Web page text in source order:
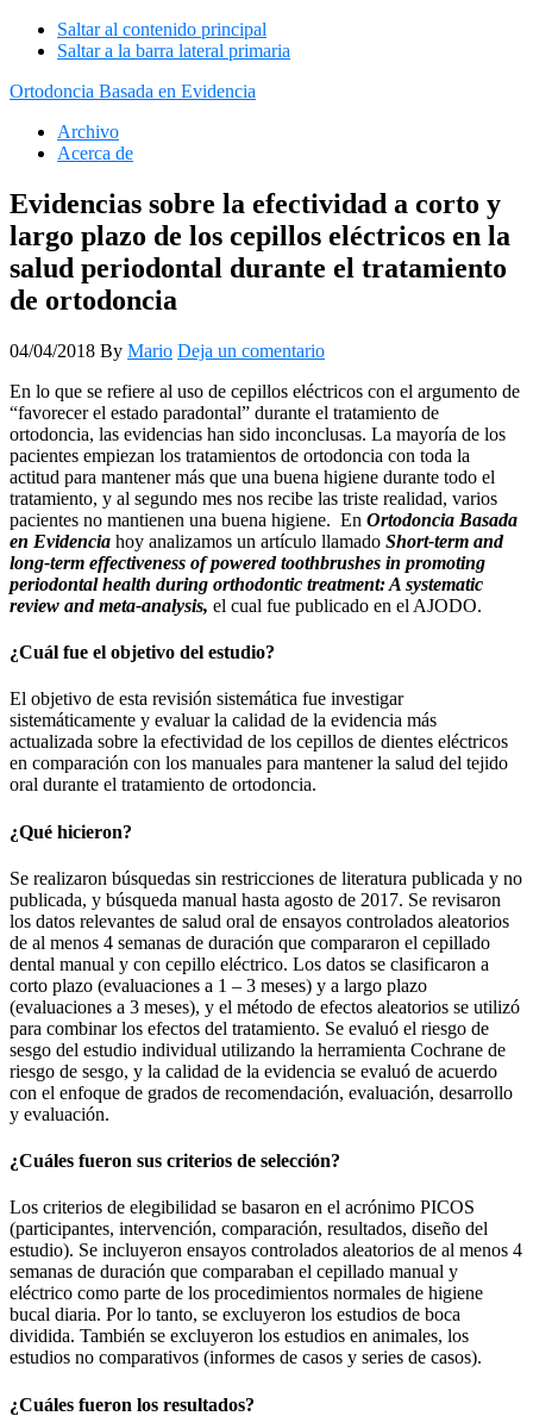
Saltar al contenido principal
Saltar a la barra lateral primaria
Ortodoncia Basada en Evidencia
Archivo
Acerca de
Evidencias sobre la efectividad a corto y
largo plazo de los cepillos eléctricos en la
salud periodontal durante el tratamiento
de ortodoncia
04/04/2018 By Mario Deja un comentario
En lo que se refiere al uso de cepillos eléctricos con el argumento de
“favorecer el estado paradontal” durante el tratamiento de
ortodoncia, las evidencias han sido inconclusas. La mayoría de los
pacientes empiezan los tratamientos de ortodoncia con toda la
actitud para mantener más que una buena higiene durante todo el
tratamiento, y al segundo mes nos recibe las triste realidad, varios
pacientes no mantienen una buena higiene. En Ortodoncia Basada
en Evidencia hoy analizamos un artículo llamado Short-term and
long-term effectiveness of powered toothbrushes in promoting
periodontal health during orthodontic treatment: A systematic
review and meta-analysis, el cual fue publicado en el AJODO.
¿Cuál fue el objetivo del estudio?
El objetivo de esta revisión sistemática fue investigar
sistemáticamente y evaluar la calidad de la evidencia más
actualizada sobre la efectividad de los cepillos de dientes eléctricos
en comparación con los manuales para mantener la salud del tejido
oral durante el tratamiento de ortodoncia.
¿Qué hicieron?
Se realizaron búsquedas sin restricciones de literatura publicada y no
publicada, y búsqueda manual hasta agosto de 2017. Se revisaron
los datos relevantes de salud oral de ensayos controlados aleatorios
de al menos 4 semanas de duración que compararon el cepillado
dental manual y con cepillo eléctrico. Los datos se clasificaron a
corto plazo (evaluaciones a 1 – 3 meses) y a largo plazo
(evaluaciones a 3 meses), y el método de efectos aleatorios se utilizó
para combinar los efectos del tratamiento. Se evaluó el riesgo de
sesgo del estudio individual utilizando la herramienta Cochrane de
riesgo de sesgo, y la calidad de la evidencia se evaluó de acuerdo
con el enfoque de grados de recomendación, evaluación, desarrollo
y evaluación.
¿Cuáles fueron sus criterios de selección?
Los criterios de elegibilidad se basaron en el acrónimo PICOS
(participantes, intervención, comparación, resultados, diseño del
estudio). Se incluyeron ensayos controlados aleatorios de al menos 4
semanas de duración que comparaban el cepillado manual y
eléctrico como parte de los procedimientos normales de higiene
bucal diaria. Por lo tanto, se excluyeron los estudios de boca
dividida. También se excluyeron los estudios en animales, los
estudios no comparativos (informes de casos y series de casos).
¿Cuáles fueron los resultados?